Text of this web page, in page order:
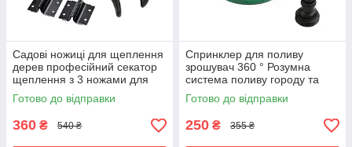
Садові ножиці для щеплення
дерев професійний секатор
щеплення з 3 ножами для
обрізання
Готово до відправки
360 ₴ 540 ₴
Спринклер для поливу
зрошувач 360 ° Розумна
система поливу городу та
саду 12 в 1 Розпилювач для
газону
Готово до відправки
250 ₴ 355 ₴